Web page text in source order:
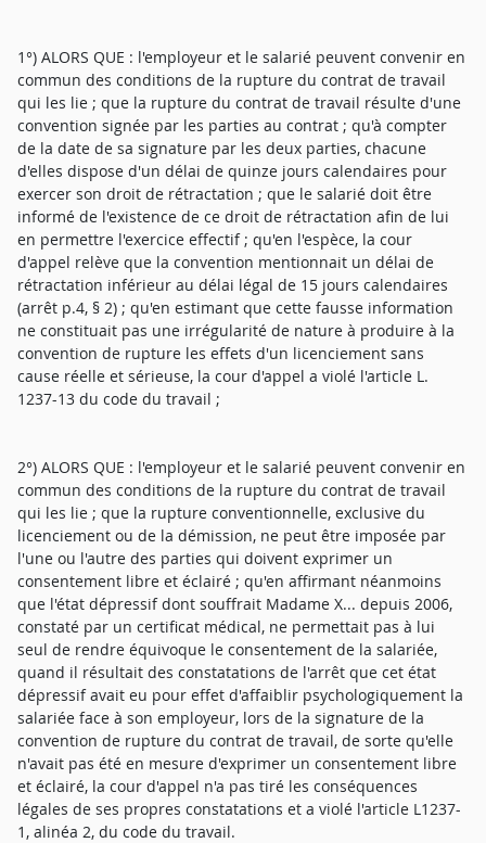
1°) ALORS QUE : l'employeur et le salarié peuvent convenir en
commun des conditions de la rupture du contrat de travail
qui les lie ; que la rupture du contrat de travail résulte d'une
convention signée par les parties au contrat ; qu'à compter
de la date de sa signature par les deux parties, chacune
d'elles dispose d'un délai de quinze jours calendaires pour
exercer son droit de rétractation ; que le salarié doit être
informé de l'existence de ce droit de rétractation afin de lui
en permettre l'exercice effectif ; qu'en l'espèce, la cour
d'appel relève que la convention mentionnait un délai de
rétractation inférieur au délai légal de 15 jours calendaires
(arrêt p.4, § 2) ; qu'en estimant que cette fausse information
ne constituait pas une irrégularité de nature à produire à la
convention de rupture les effets d'un licenciement sans
cause réelle et sérieuse, la cour d'appel a violé l'article L.
1237-13 du code du travail ;
2°) ALORS QUE : l'employeur et le salarié peuvent convenir en
commun des conditions de la rupture du contrat de travail
qui les lie ; que la rupture conventionnelle, exclusive du
licenciement ou de la démission, ne peut être imposée par
l'une ou l'autre des parties qui doivent exprimer un
consentement libre et éclairé ; qu'en affirmant néanmoins
que l'état dépressif dont souffrait Madame X... depuis 2006,
constaté par un certificat médical, ne permettait pas à lui
seul de rendre équivoque le consentement de la salariée,
quand il résultait des constatations de l'arrêt que cet état
dépressif avait eu pour effet d'affaiblir psychologiquement la
salariée face à son employeur, lors de la signature de la
convention de rupture du contrat de travail, de sorte qu'elle
n'avait pas été en mesure d'exprimer un consentement libre
et éclairé, la cour d'appel n'a pas tiré les conséquences
légales de ses propres constatations et a violé l'article L1237-
1, alinéa 2, du code du travail.